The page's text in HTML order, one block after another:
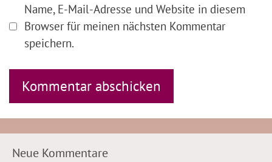
Name, E-Mail-Adresse und Website in diesem
Browser für meinen nächsten Kommentar
speichern.
Neue Kommentare